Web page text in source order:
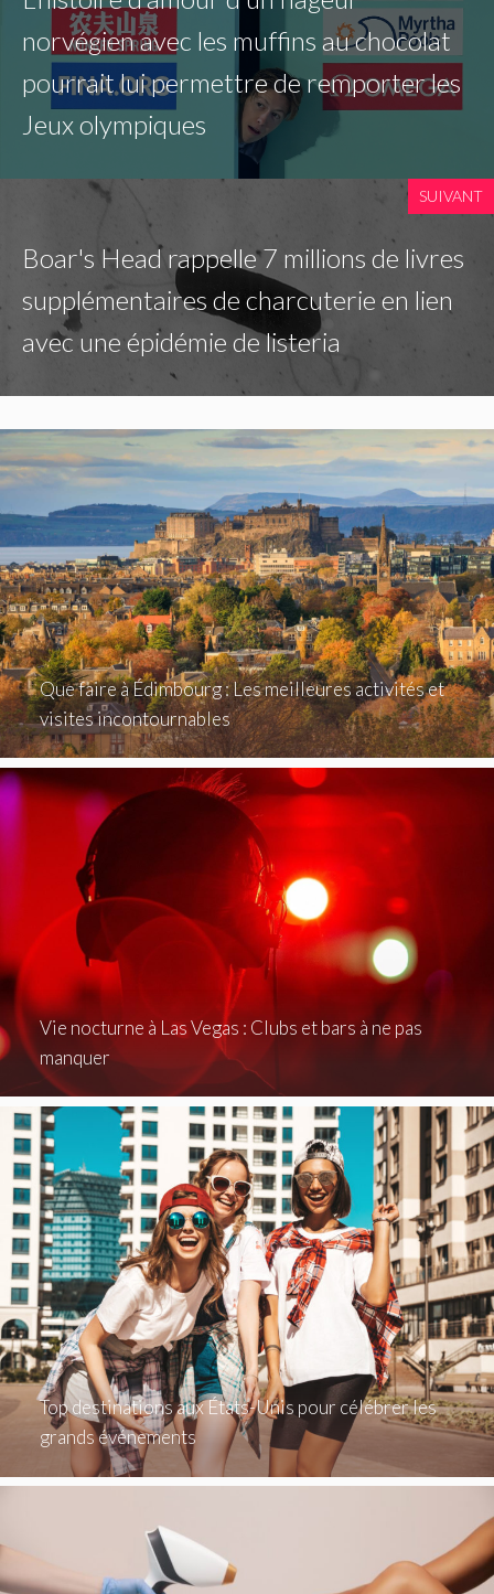
norvégien avec les muffins au chocolat
pourrait lui permettre de remporter les
Jeux olympiques
SUIVANT
Boar's Head rappelle 7 millions de livres
supplémentaires de charcuterie en lien
avec une épidémie de listeria
Que faire à Édimbourg : Les meilleures activités et
visites incontournables
Vie nocturne à Las Vegas : Clubs et bars à ne pas
manquer
Top destinations aux États-Unis pour célébrer les
grands événements